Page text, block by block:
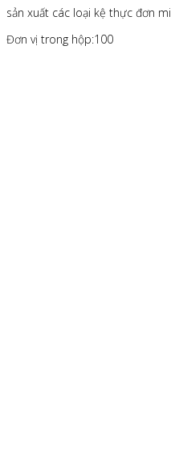
sản xuất các loại kệ thực đơn
Đơn vị trong hộp:100